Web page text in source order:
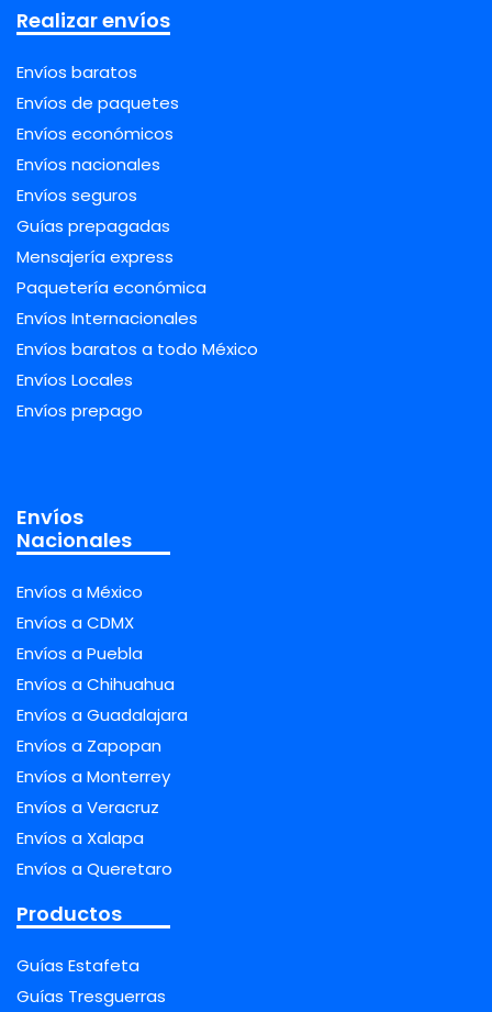
Realizar envíos
Envíos baratos
Envíos de paquetes
Envíos económicos
Envíos nacionales
Envíos seguros
Guías prepagadas
Mensajería express
Paquetería económica
Envíos Internacionales
Envíos baratos a todo México
Envíos Locales
Envíos prepago
Envíos
Nacionales
Envíos a México
Envíos a CDMX
Envíos a Puebla
Envíos a Chihuahua
Envíos a Guadalajara
Envíos a Zapopan
Envíos a Monterrey
Envíos a Veracruz
Envíos a Xalapa
Envíos a Queretaro
Productos
Guías Estafeta
Guías Tresguerras